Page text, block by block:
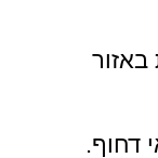
דחוף.